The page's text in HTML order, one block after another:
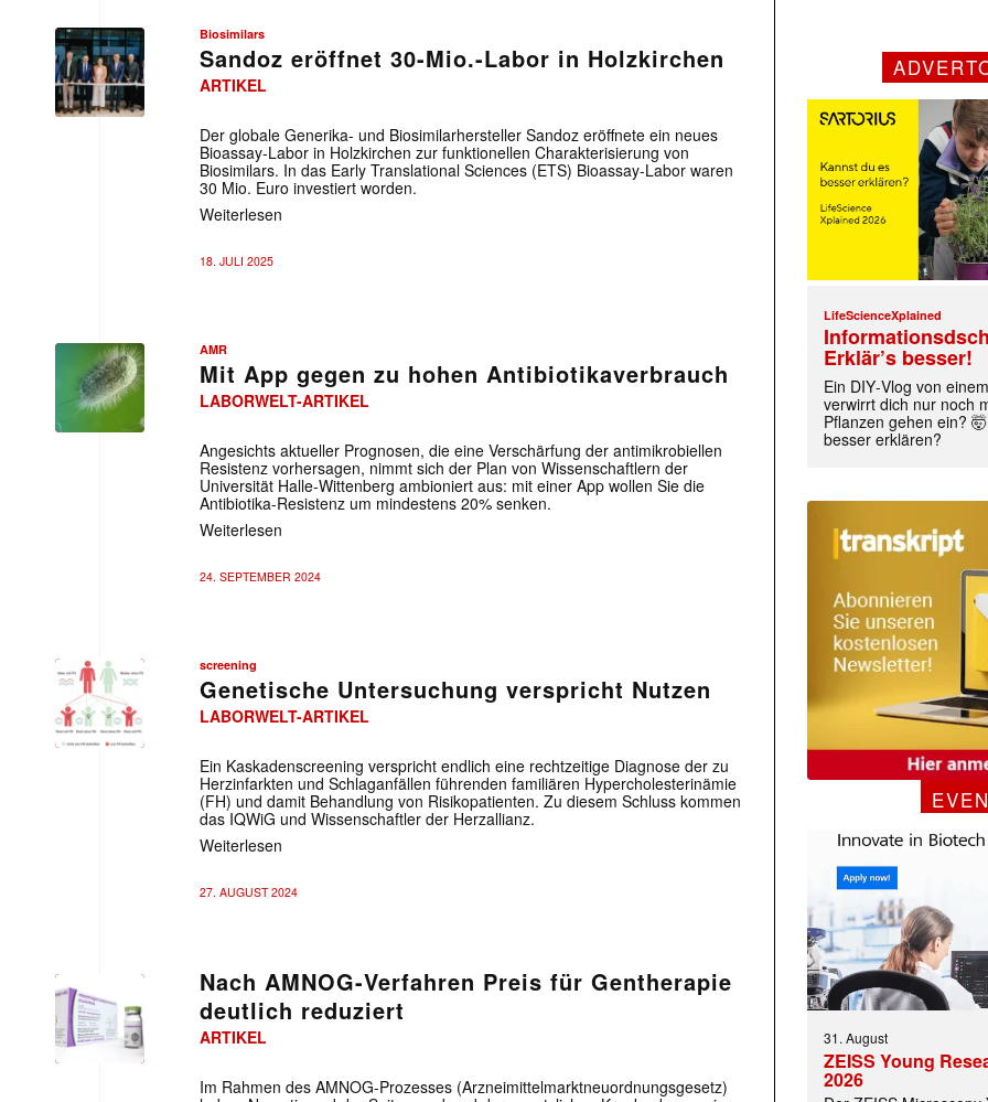
Biosimilars
Sandoz eröffnet 30-Mio.-Labor in Holzkirchen
ARTIKEL
Der globale Generika- und Biosimilarhersteller Sandoz eröffnete ein neues
Bioassay-Labor in Holzkirchen zur funktionellen Charakterisierung von
Biosimilars. In das Early Translational Sciences (ETS) Bioassay-Labor waren
30 Mio. Euro investiert worden.
Weiterlesen
18. JULI 2025
AMR
Mit App gegen zu hohen Antibiotikaverbrauch
LABORWELT-ARTIKEL
Angesichts aktueller Prognosen, die eine Verschärfung der antimikrobiellen
Resistenz vorhersagen, nimmt sich der Plan von Wissenschaftlern der
Universität Halle-Wittenberg ambioniert aus: mit einer App wollen Sie die
Antibiotika-Resistenz um mindestens 20% senken.
Weiterlesen
24. SEPTEMBER 2024
screening
Genetische Untersuchung verspricht Nutzen
LABORWELT-ARTIKEL
Ein Kaskadenscreening verspricht endlich eine rechtzeitige Diagnose der zu
Herzinfarkten und Schlaganfällen führenden familiären Hypercholesterinämie
(FH) und damit Behandlung von Risikopatienten. Zu diesem Schluss kommen
das IQWiG und Wissenschaftler der Herzallianz.
Weiterlesen
27. AUGUST 2024
Nach AMNOG-Verfahren Preis für Gentherapie
deutlich reduziert
ARTIKEL
Im Rahmen des AMNOG-Prozesses (Arzneimittelmarktneuordnungsgesetz)
LifeScienceXplained
Erklär’s besser!
Ein DIY‑Vlog von
verwirrt dich nur noch
Pflanzen gehen ein?
besser erklären?
31. August
ZEISS Young
2026